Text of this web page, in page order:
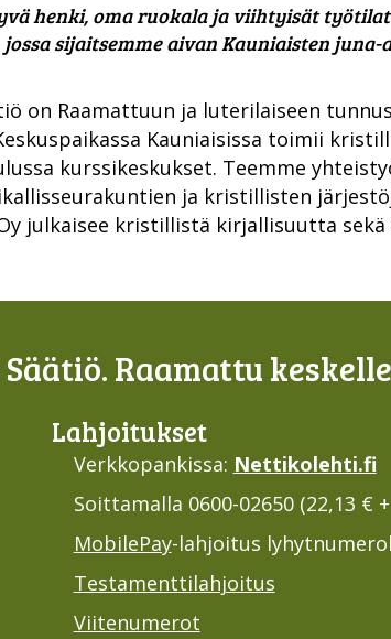
henki, oma ruokala ja viihtyisät
sijaitsemme aivan Kauniaisten juna-
on Raamattuun ja luterilaiseen
Kauniaisissa toimii
kurssikeskukset. Teemme
ja kristillisten
julkaisee kristillistä kirjallisuutta sekä
Raamattu
Lahjoi­tukset
Verkkopankissa: Nettikolehti.fi
Soittamalla 0600-02650 (22,13 €
MobilePay-lahjoitus
Testamenttilahjoitus
Viitenumerot